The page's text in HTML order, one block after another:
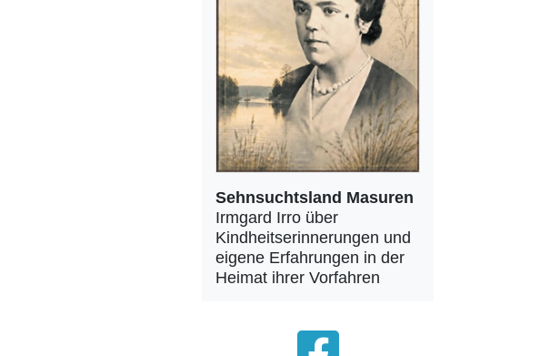
Sehnsuchtsland Masuren
Irmgard Irro über
Kindheitserinnerungen und
eigene Erfahrungen in der
Heimat ihrer Vorfahren